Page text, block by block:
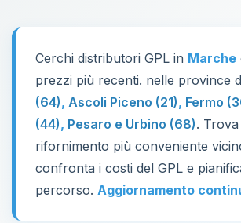
Cerchi distributori GPL in Marche
prezzi più recenti. nelle province
(64), Ascoli Piceno (21), Fermo
(44), Pesaro e Urbino (68).
rifornimento più conveniente
confronta i costi del GPL e
percorso. Aggiornamento